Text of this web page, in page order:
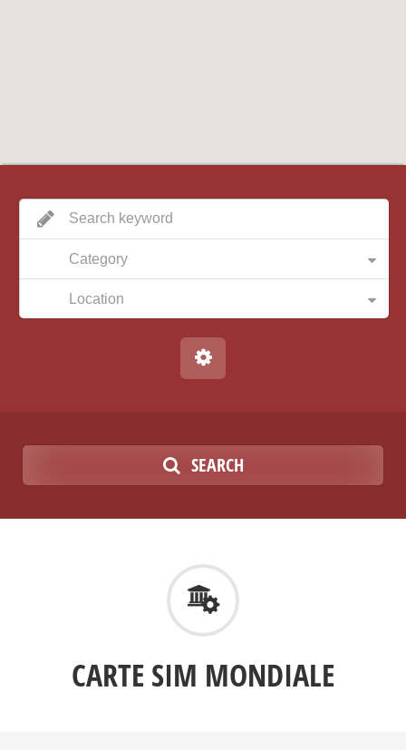
Category
Location
SEARCH
CARTE SIM MONDIALE